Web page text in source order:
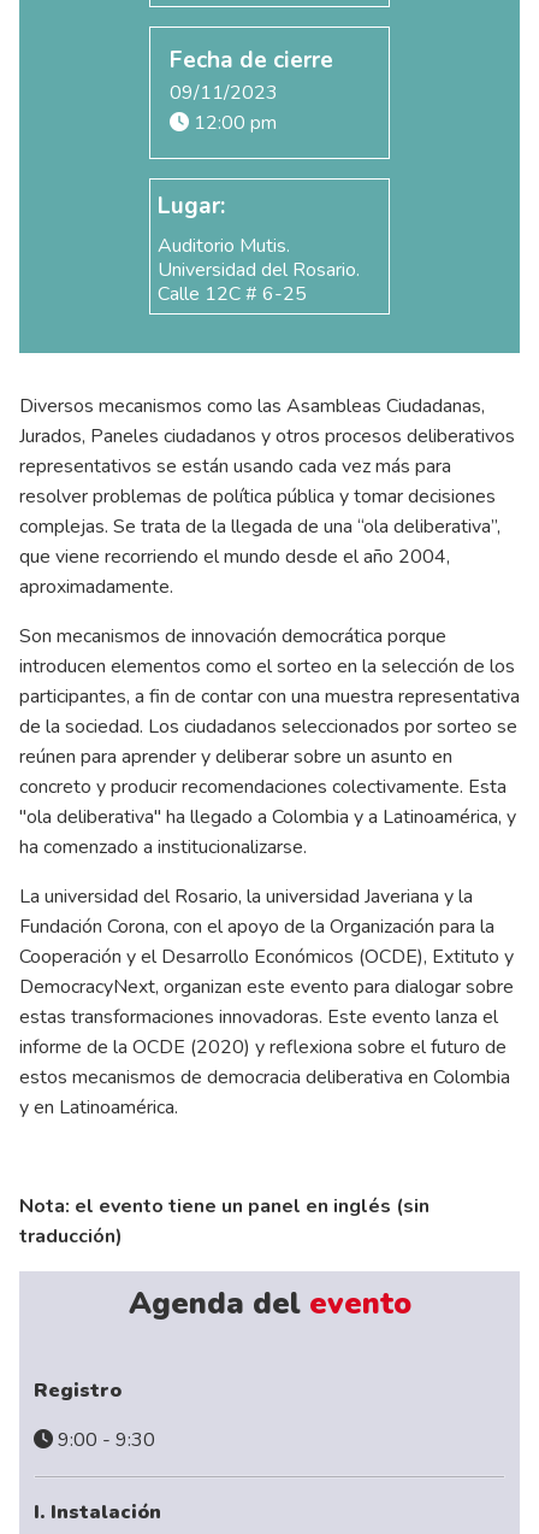
Fecha de cierre
09/11/2023
12:00 pm
Lugar:
Auditorio Mutis.
Universidad del Rosario.
Calle 12C # 6-25
Diversos mecanismos como las Asambleas Ciudadanas,
Jurados, Paneles ciudadanos y otros procesos deliberativos
representativos se están usando cada vez más para
resolver problemas de política pública y tomar decisiones
complejas. Se trata de la llegada de una “ola deliberativa”,
que viene recorriendo el mundo desde el año 2004,
aproximadamente.
Son mecanismos de innovación democrática porque
introducen elementos como el sorteo en la selección de los
participantes, a fin de contar con una muestra representativa
de la sociedad. Los ciudadanos seleccionados por sorteo se
reúnen para aprender y deliberar sobre un asunto en
concreto y producir recomendaciones colectivamente. Esta
"ola deliberativa" ha llegado a Colombia y a Latinoamérica, y
ha comenzado a institucionalizarse.
La universidad del Rosario, la universidad Javeriana y la
Fundación Corona, con el apoyo de la Organización para la
Cooperación y el Desarrollo Económicos (OCDE), Extituto y
DemocracyNext, organizan este evento para dialogar sobre
estas transformaciones innovadoras. Este evento lanza el
informe de la OCDE (2020) y reflexiona sobre el futuro de
estos mecanismos de democracia deliberativa en Colombia
y en Latinoamérica.
Nota: el evento tiene un panel en inglés (sin
traducción)
Agenda del evento
Registro
9:00 - 9:30
I. Instalación